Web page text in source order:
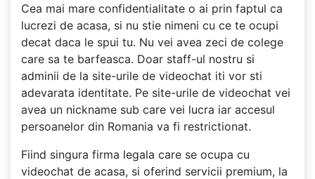
Cea mai mare confidentialitate o ai prin faptul ca
lucrezi de acasa, si nu stie nimeni cu ce te ocupi
decat daca le spui tu. Nu vei avea zeci de colege
care sa te barfeasca. Doar staff-ul nostru si
adminii de la site-urile de videochat iti vor sti
adevarata identitate. Pe site-urile de videochat vei
avea un nickname sub care vei lucra iar accesul
persoanelor din Romania va fi restrictionat.
Fiind singura firma legala care se ocupa cu
videochat de acasa, si oferind servicii premium, la